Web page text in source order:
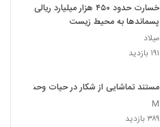
خسارت حدود ۴۵۰ هزار میلیارد ریالی
پسماند‌ها به محیط زیست
میلاد
۱۹۱ بازدید
مستند تماشایی از شکار در حیات وحش
M
۳۸۹ بازدید